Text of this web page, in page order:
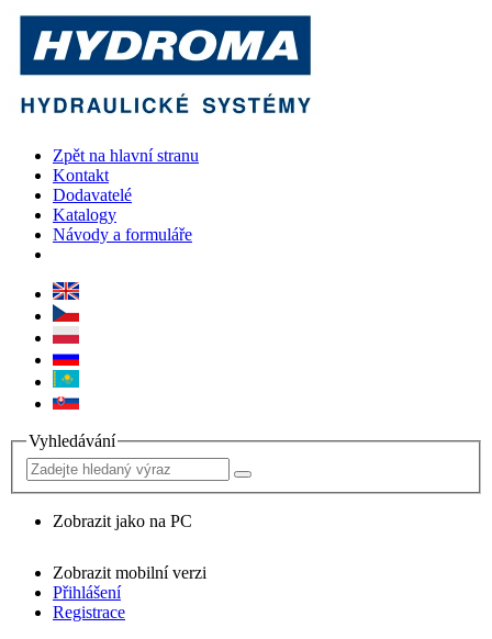
Zpět na hlavní stranu
Kontakt
Dodavatelé
Katalogy
Návody a formuláře
Vyhledávání
Zobrazit jako na PC
Zobrazit mobilní verzi
Přihlášení
Registrace